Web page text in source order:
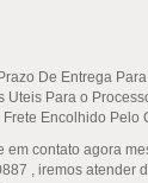
De Entrega
Uteis Para o
Frete Encolhido
em contato agora
, iremos atender